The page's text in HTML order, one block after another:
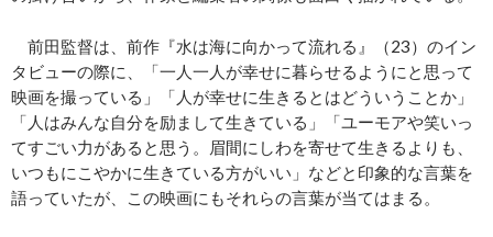
前田監督は、前作『水は海に向かって流れる』（23）のイン
タビューの際に、「一人一人が幸せに暮らせるようにと思って
映画を撮っている」「人が幸せに生きるとはどういうことか」
「人はみんな自分を励まして生きている」「ユーモアや笑いっ
てすごい力があると思う。眉間にしわを寄せて生きるよりも、
いつもにこやかに生きている方がいい」などと印象的な言葉を
語っていたが、この映画にもそれらの言葉が当てはまる。